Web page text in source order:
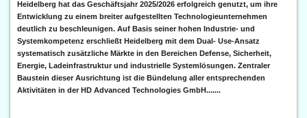
Heidelberg hat das Geschäftsjahr 2025/2026 erfolgreich genutzt, um ihre
Entwicklung zu einem breiter aufgestellten Technologieunternehmen
deutlich zu beschleunigen. Auf Basis seiner hohen Industrie- und
Systemkompetenz erschließt Heidelberg mit dem Dual- Use-Ansatz
systematisch zusätzliche Märkte in den Bereichen Defense, Sicherheit,
Energie, Ladeinfrastruktur und industrielle Systemlösungen. Zentraler
Baustein dieser Ausrichtung ist die Bündelung aller entsprechenden
Aktivitäten in der HD Advanced Technologies GmbH.......